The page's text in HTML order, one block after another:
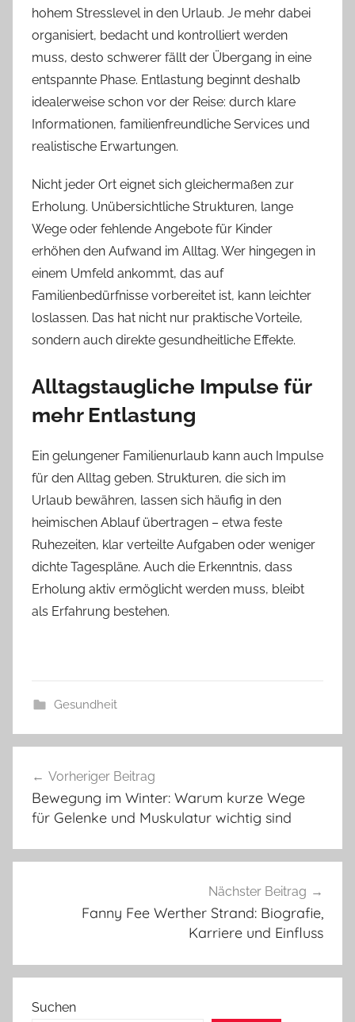
hohem Stresslevel in den Urlaub. Je mehr dabei
organisiert, bedacht und kontrolliert werden
muss, desto schwerer fällt der Übergang in eine
entspannte Phase. Entlastung beginnt deshalb
idealerweise schon vor der Reise: durch klare
Informationen, familienfreundliche Services und
realistische Erwartungen.
Nicht jeder Ort eignet sich gleichermaßen zur
Erholung. Unübersichtliche Strukturen, lange
Wege oder fehlende Angebote für Kinder
erhöhen den Aufwand im Alltag. Wer hingegen in
einem Umfeld ankommt, das auf
Familienbedürfnisse vorbereitet ist, kann leichter
loslassen. Das hat nicht nur praktische Vorteile,
sondern auch direkte gesundheitliche Effekte.
Alltagstaugliche Impulse für
mehr Entlastung
Ein gelungener Familienurlaub kann auch Impulse
für den Alltag geben. Strukturen, die sich im
Urlaub bewähren, lassen sich häufig in den
heimischen Ablauf übertragen – etwa feste
Ruhezeiten, klar verteilte Aufgaben oder weniger
dichte Tagespläne. Auch die Erkenntnis, dass
Erholung aktiv ermöglicht werden muss, bleibt
als Erfahrung bestehen.
Gesundheit
Vorheriger Beitrag
Bewegung im Winter: Warum kurze Wege
für Gelenke und Muskulatur wichtig sind
Nächster Beitrag
Fanny Fee Werther Strand: Biografie,
Karriere und Einfluss
Suchen